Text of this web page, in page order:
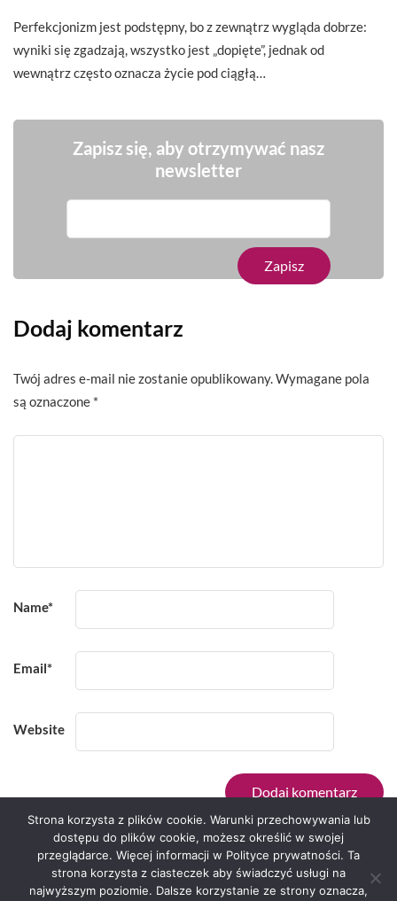
Perfekcjonizm jest podstępny, bo z zewnątrz wygląda dobrze:
wyniki się zgadzają, wszystko jest „dopięte”, jednak od
wewnątrz często oznacza życie pod ciągłą…
Zapisz się, aby otrzymywać nasz
newsletter
Dodaj komentarz
Twój adres e-mail nie zostanie opublikowany. Wymagane pola
są oznaczone *
Name*
Email*
Website
Serwis zaprojektował Grzegorz Sztank .
Strona korzysta z plików cookie. Warunki przechowywania lub
dostępu do plików cookie, możesz określić w swojej
przeglądarce. Więcej informacji w Polityce prywatności. Ta
strona korzysta z ciasteczek aby świadczyć usługi na
najwyższym poziomie. Dalsze korzystanie ze strony oznacza,